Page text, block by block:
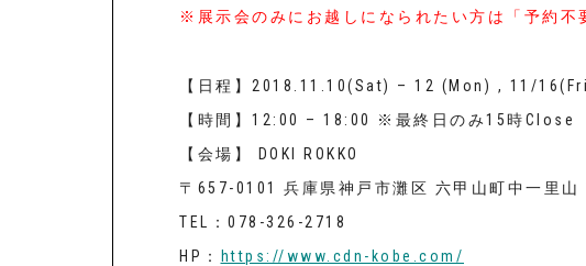
※展示会のみにお越しになられたい方は「予約不
【日程】2018.11.10(Sat) – 12 (Mon) , 11/
【時間】12:00 – 18:00 ※最終日のみ15時Close
【会場】 DOKI ROKKO
〒657-0101 兵庫県神戸市灘区 六甲山町中一里山
TEL：078-326-2718
HP： https://www.cdn-kobe.com/